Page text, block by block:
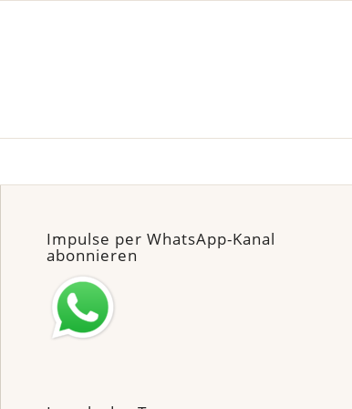
Impulse per WhatsApp-Kanal
abonnieren